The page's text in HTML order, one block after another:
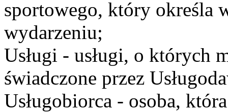
sportowego, który określa
wydarzeniu;
Usługi - usługi, o których
świadczone przez
Usługobiorca - osoba,